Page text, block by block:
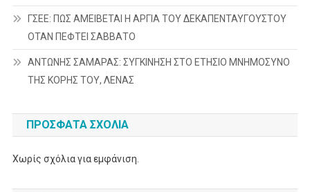
ΓΣΕΕ: ΠΩΣ ΑΜΕΙΒΕΤΑΙ Η ΑΡΓΙΑ ΤΟΥ ΔΕΚΑΠΕΝΤΑΥΓΟΥΣΤΟΥ
ΟΤΑΝ ΠΕΦΤΕΙ ΣΑΒΒΑΤΟ
ΑΝΤΩΝΗΣ ΣΑΜΑΡΑΣ: ΣΥΓΚΙΝΗΣΗ ΣΤΟ ΕΤΗΣΙΟ ΜΝΗΜΟΣΥΝΟ
ΤΗΣ ΚΟΡΗΣ ΤΟΥ, ΛΕΝΑΣ
ΠΡΌΣΦΑΤΑ ΣΧΌΛΙΑ
Χωρίς σχόλια για εμφάνιση.